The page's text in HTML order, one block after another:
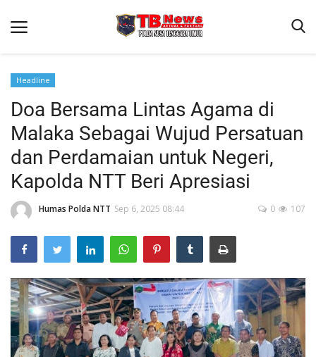
Beranda
Binkam
Terms & Conditions
Reskrim
Lantas
Polisi Kita
Mitra Polisi
Giat Ops
Link Polda NTT
Headline
Doa Bersama Lintas Agama di
Malaka Sebagai Wujud Persatuan
dan Perdamaian untuk Negeri,
Kapolda NTT Beri Apresiasi
Humas Polda NTT Sep 6, 2025 08:44 107
0